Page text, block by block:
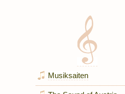
Musiksaiten